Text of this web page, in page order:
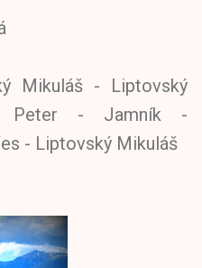
- Liptovský
Peter - Jamník -
- Liptovský Mikuláš